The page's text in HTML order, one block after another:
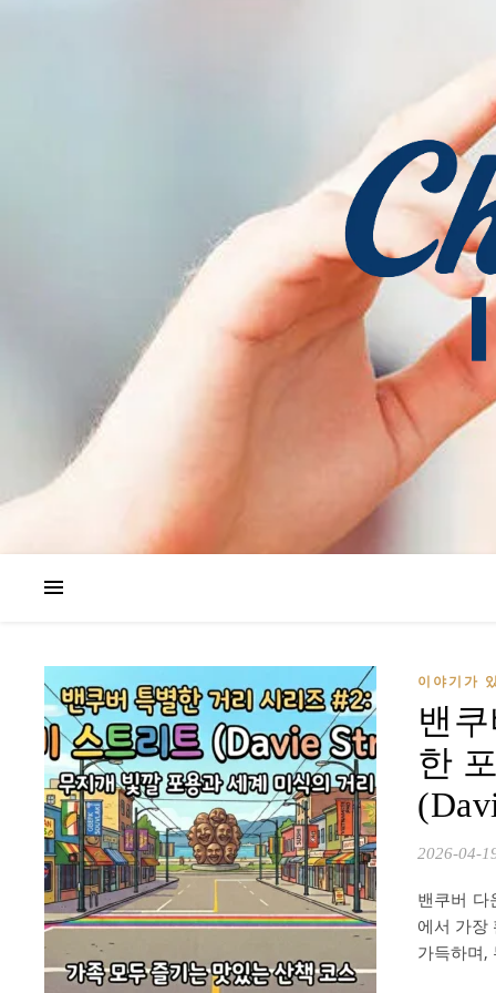
이야기가
밴
한
2026-04-
밴쿠버 다
에서 가장
가득하며,